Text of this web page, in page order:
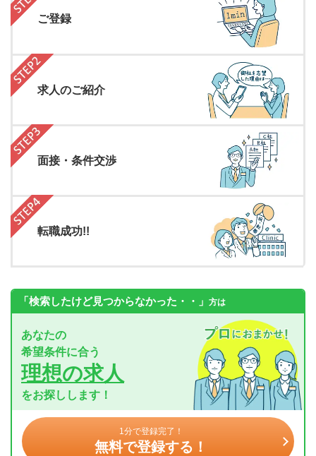
ご登録
求人のご紹介
面接・条件交渉
転職成功!!
「検索したけど見つからなかった・・」 方は
あなたの
希望条件に合う
理想の求人
をお探しします！
1分で登録完了！
無料で登録する！